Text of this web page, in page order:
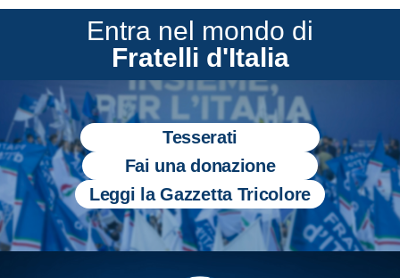
Entra nel mondo di
Fratelli d'Italia
Tesserati
Fai una donazione
Leggi la Gazzetta Tricolore